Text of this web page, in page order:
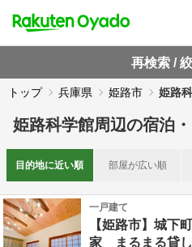
再検索 /
トップ 兵庫県 姫路市 姫路
姫路科学館周辺の宿泊
目的地に近い順 部屋が広い順
一戸建て
【姫路市】城下
家 まるまる貸